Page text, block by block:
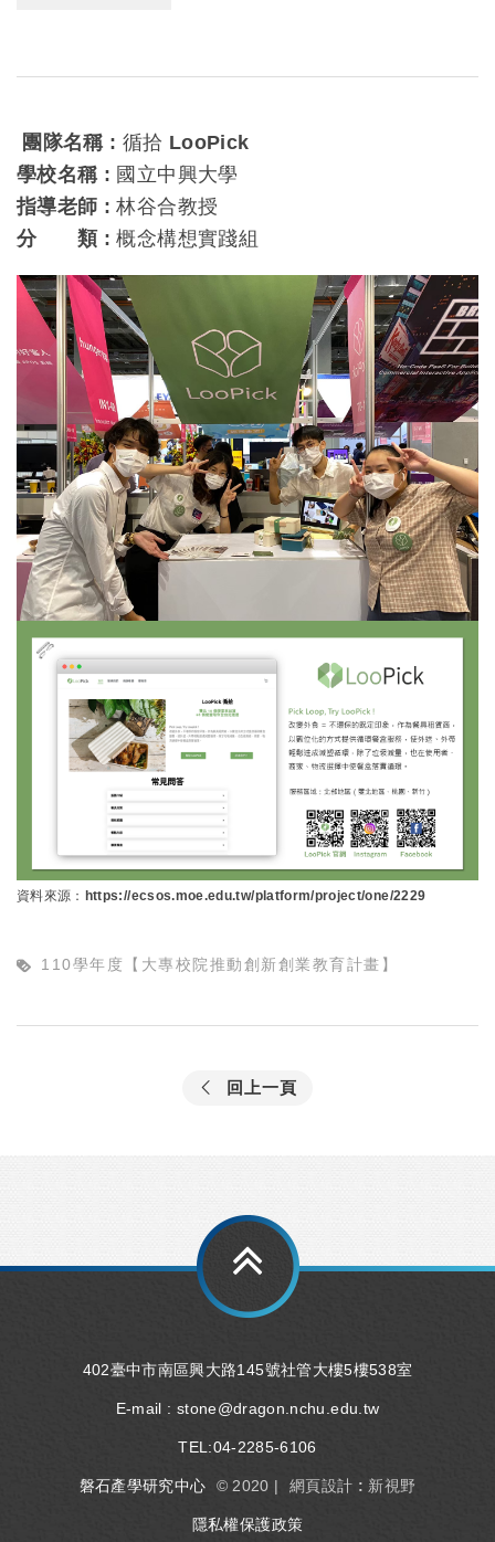
團隊名稱 : 循拾 LooPick
學校名稱 : 國立中興大學
指導老師 :林谷合教授
分 類 :概念構想實踐組
資料來源：https://ecsos.moe.edu.tw/platform/project/one/2229
110學年度【大專校院推動創新創業教育計畫】
回上一頁
402臺中市南區興大路145號社管大樓5樓538室
E-mail : stone@dragon.nchu.edu.tw
TEL:04-2285-6106
磐石產學研究中心 © 2020 | 網頁設計 : 新視野
隱私權保護政策